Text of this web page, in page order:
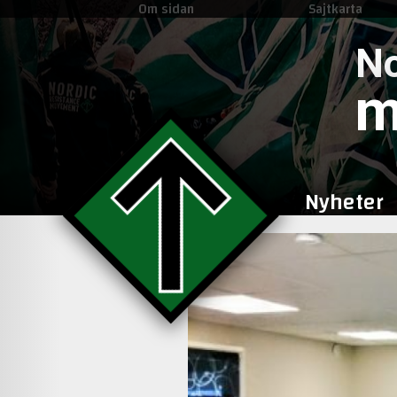
Om sidan Sajtkarta
Nyheter